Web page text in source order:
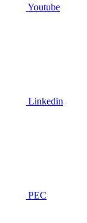
Youtube
Linkedin
PEC